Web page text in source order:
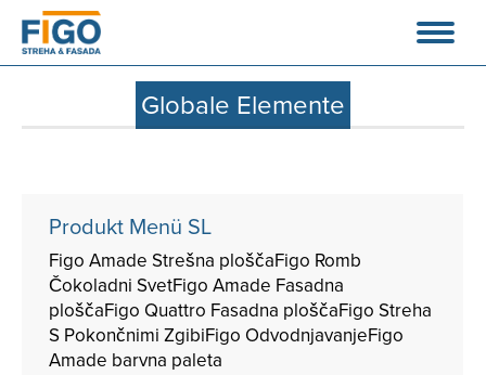
Globale Elemente
Produkt Menü SL
Figo Amade Strešna ploščaFigo Romb
Čokoladni SvetFigo Amade Fasadna
ploščaFigo Quattro Fasadna ploščaFigo Streha
S Pokončnimi ZgibiFigo OdvodnjavanjeFigo
Amade barvna paleta